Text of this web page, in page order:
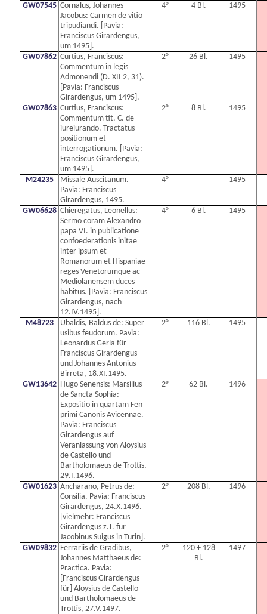
GW07545 Cornalus, Johannes
Jacobus: Carmen de vitio
tripudiandi. [Pavia:
Franciscus Girardengus,
um 1495].
4° 4 Bl. 1495
GW07862 Curtius, Franciscus:
Commentum in legis
Admonendi (D. XII 2, 31).
[Pavia: Franciscus
Girardengus, um 1495].
2° 26 Bl. 1495
GW07863 Curtius, Franciscus:
Commentum tit. C. de
iureiurando. Tractatus
positionum et
interrogationum. [Pavia:
Franciscus Girardengus,
um 1495].
2° 8 Bl. 1495
M24235
Missale Auscitanum.
Pavia: Franciscus
Girardengus, 1495.
4° 1495
GW06628 Chieregatus, Leonellus:
Sermo coram Alexandro
papa VI. in publicatione
confoederationis initae
inter ipsum et
Romanorum et Hispaniae
reges Venetorumque ac
Mediolanensem duces
habitus. [Pavia: Franciscus
Girardengus, nach
12.IV.1495].
4° 6 Bl. 1495
M48723
Ubaldis, Baldus de: Super
usibus feudorum. Pavia:
Leonardus Gerla für
Franciscus Girardengus
und Johannes Antonius
Birreta, 18.XI.1495.
2° 116 Bl. 1495
GW13642 Hugo Senensis: Marsilius
de Sancta Sophia:
Expositio in quartam Fen
primi Canonis Avicennae.
Pavia: Franciscus
Girardengus auf
Veranlassung von Aloysius
de Castello und
Bartholomaeus de Trottis,
29.I.1496.
2° 62 Bl. 1496
GW01623 Ancharano, Petrus de:
Consilia. Pavia: Franciscus
Girardengus, 24.X.1496.
[vielmehr: Franciscus
Girardengus z.T. für
Jacobinus Suigus in Turin].
2° 208 Bl. 1496
GW09832 Ferrariis de Gradibus,
Johannes Matthaeus de:
Practica. Pavia:
[Franciscus Girardengus
für] Aloysius de Castello
und Bartholomaeus de
Trottis, 27.V.1497.
2°
120 + 128
Bl.
1497